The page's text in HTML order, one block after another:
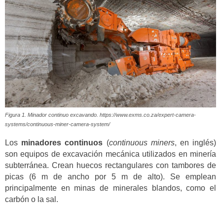
Figura 1. Minador continuo excavando. https://www.exms.co.za/expert-camera-
systems/continuous-miner-camera-system/
Los minadores continuos (continuous miners, en inglés)
son equipos de excavación mecánica utilizados en minería
subterránea. Crean huecos rectangulares con tambores de
picas (6 m de ancho por 5 m de alto). Se emplean
principalmente en minas de minerales blandos, como el
carbón o la sal.